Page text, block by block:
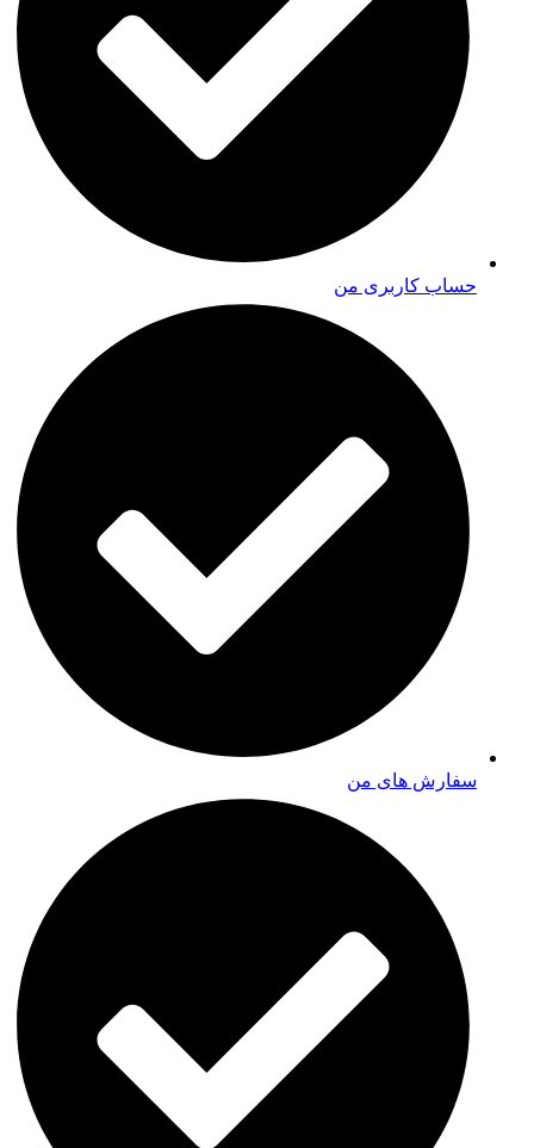
حساب کاربری من
سفارش های من